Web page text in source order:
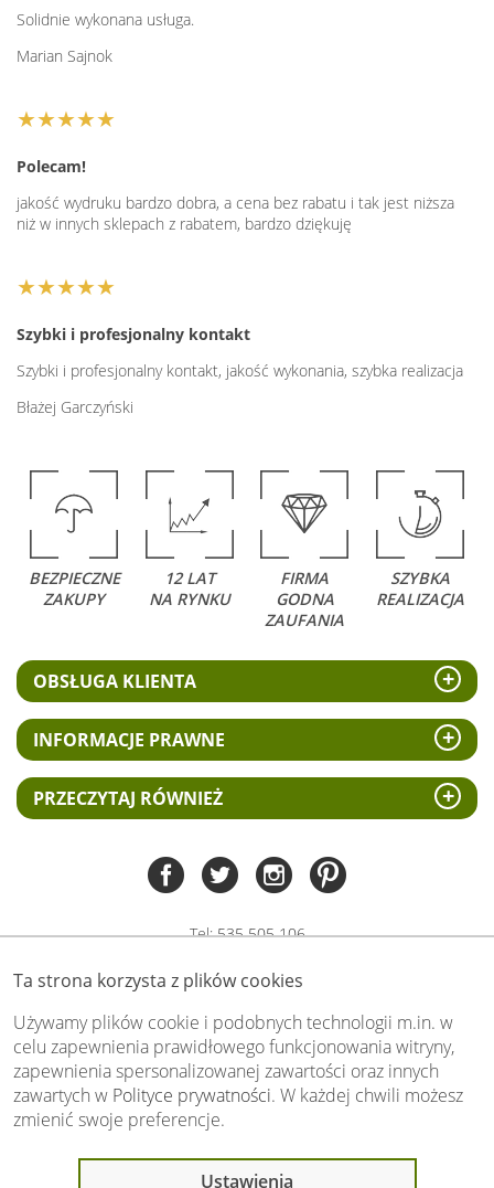
Ta strona korzysta z plików cookies
Używamy plików cookie i podobnych technologii m.in. w
celu zapewnienia prawidłowego funkcjonowania witryny,
zapewnienia spersonalizowanej zawartości oraz innych
zawartych w Polityce prywatności. W każdej chwili możesz
zmienić swoje preferencje.
Ustawienia
Solidnie wykonana usługa.
Marian Sajnok
★★★★★
Polecam!
jakość wydruku bardzo dobra, a cena bez rabatu i tak jest niższa
niż w innych sklepach z rabatem, bardzo dziękuję
★★★★★
Szybki i profesjonalny kontakt
Szybki i profesjonalny kontakt, jakość wykonania, szybka realizacja
Błażej Garczyński
BEZPIECZNE
ZAKUPY
12 LAT
NA RYNKU
FIRMA
GODNA
ZAUFANIA
SZYBKA
REALIZACJA
OBSŁUGA KLIENTA
INFORMACJE PRAWNE
PRZECZYTAJ RÓWNIEŻ
Tel:535 505 106
biuro@swiat-obrazow.pl
Copyright by swiat-obrazow.pl 2026,
Wszelkie prawa zastrzeżone
Stronę oceniło już13707osób.
Otrzymaliśmy4.89pkt. na 5możliwych.
Oceń nas również Ty:
Ostatnio 16 osób